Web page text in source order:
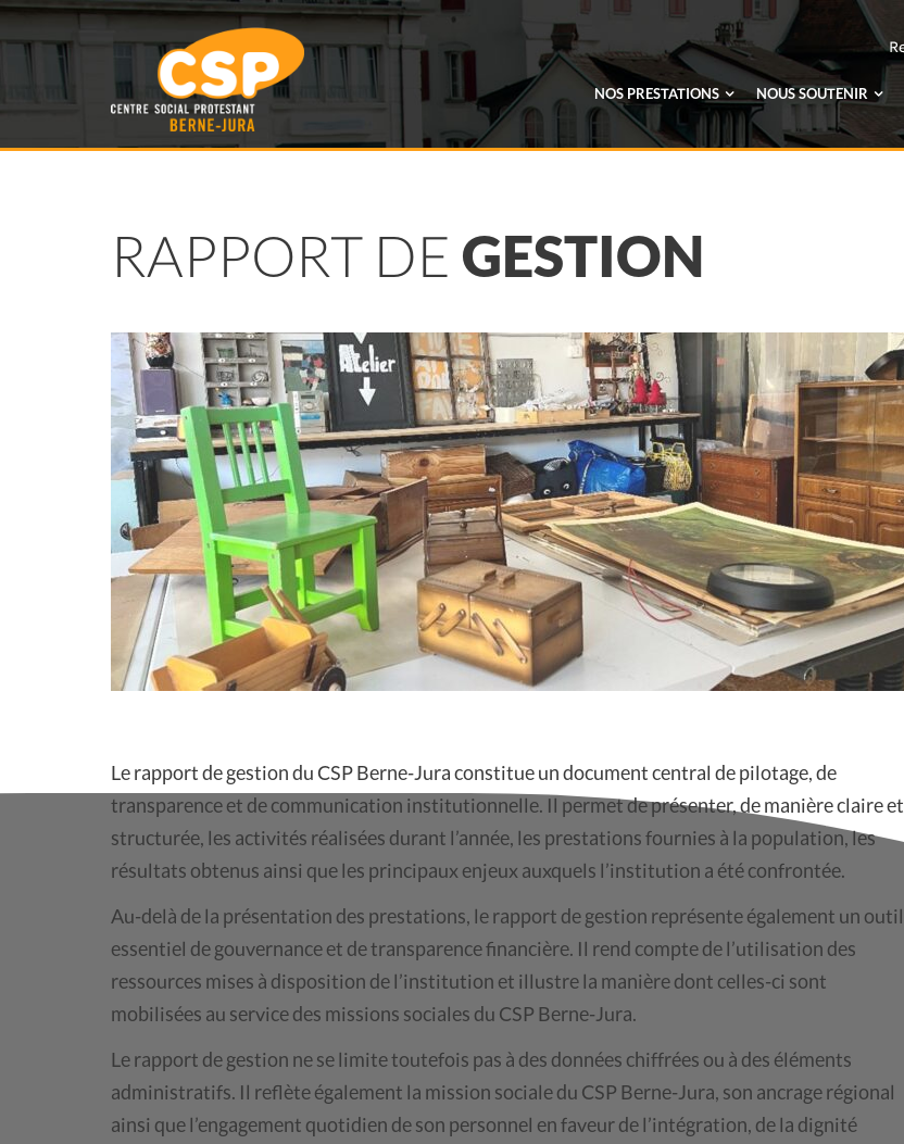
NOS PRESTATIONS NOUS SOUTENIR
RAPPORT DE GESTION
Le rapport de gestion du CSP Berne-Jura constitue un document central de pilotage, de
transparence et de communication institutionnelle. Il permet de présenter, de manière claire et
structurée, les activités réalisées durant l’année, les prestations fournies à la population, les
résultats obtenus ainsi que les principaux enjeux auxquels l’institution a été confrontée.
Au-delà de la présentation des prestations, le rapport de gestion représente également un outil
essentiel de gouvernance et de transparence financière. Il rend compte de l’utilisation des
ressources mises à disposition de l’institution et illustre la manière dont celles-ci sont
mobilisées au service des missions sociales du CSP Berne-Jura.
Le rapport de gestion ne se limite toutefois pas à des données chiffrées ou à des éléments
administratifs. Il reflète également la mission sociale du CSP Berne-Jura, son ancrage régional
ainsi que l’engagement quotidien de son personnel en faveur de l’intégration, de la dignité